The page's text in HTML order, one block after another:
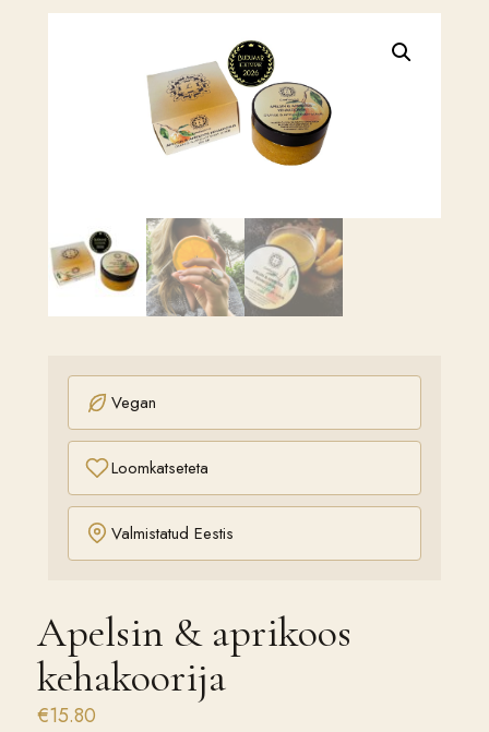
Vegan
Loomkatseteta
Valmistatud Eestis
Apelsin & aprikoos
kehakoorija
€15.80